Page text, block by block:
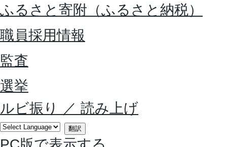
ふるさと寄附（ふるさと納税）
職員採用情報
監査
選挙
ルビ振り
／ 読み上げ
翻訳